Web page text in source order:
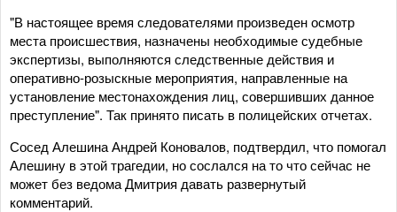
"В настоящее время следователями произведен осмотр
места происшествия, назначены необходимые судебные
экспертизы, выполняются следственные действия и
оперативно-розыскные мероприятия, направленные на
установление местонахождения лиц, совершивших данное
преступление". Так принято писать в полицейских отчетах.
Сосед Алешина Андрей Коновалов, подтвердил, что помогал
Алешину в этой трагедии, но сослался на то что сейчас не
может без ведома Дмитрия давать развернутый
комментарий.